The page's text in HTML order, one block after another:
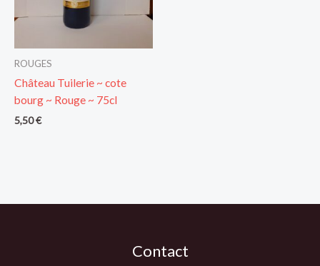
ROUGES
Château Tuilerie ~ cote
bourg ~ Rouge ~ 75cl
5,50€
Contact